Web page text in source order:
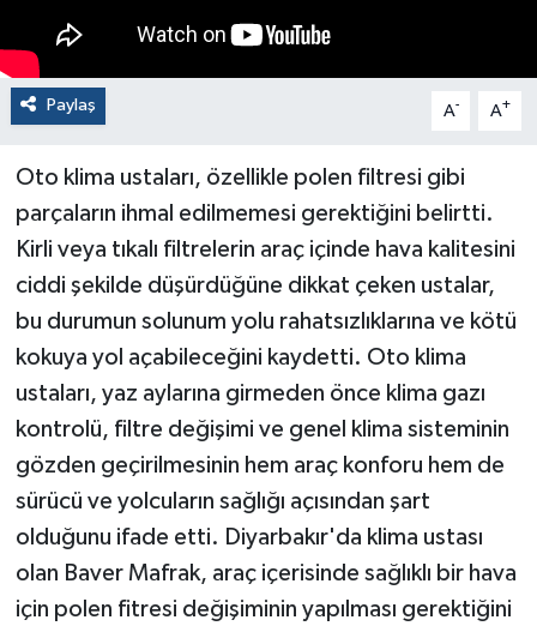
Paylaş A- A+
Oto klima ustaları, özellikle polen filtresi gibi
parçaların ihmal edilmemesi gerektiğini belirtti.
Kirli veya tıkalı filtrelerin araç içinde hava kalitesini
ciddi şekilde düşürdüğüne dikkat çeken ustalar,
bu durumun solunum yolu rahatsızlıklarına ve kötü
kokuya yol açabileceğini kaydetti. Oto klima
ustaları, yaz aylarına girmeden önce klima gazı
kontrolü, filtre değişimi ve genel klima sisteminin
gözden geçirilmesinin hem araç konforu hem de
sürücü ve yolcuların sağlığı açısından şart
olduğunu ifade etti. Diyarbakır'da klima ustası
olan Baver Mafrak, araç içerisinde sağlıklı bir hava
için polen fitresi değişiminin yapılması gerektiğini